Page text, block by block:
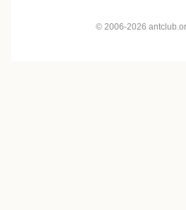
© 2006-2026